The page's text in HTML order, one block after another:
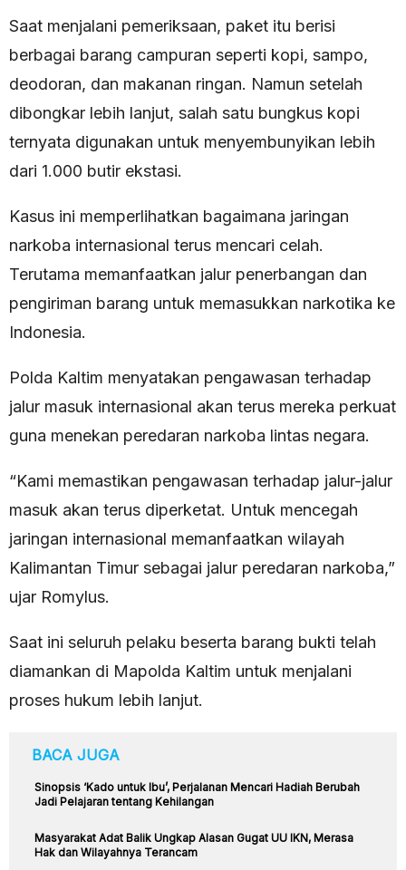
Saat menjalani pemeriksaan, paket itu berisi
berbagai barang campuran seperti kopi, sampo,
deodoran, dan makanan ringan. Namun setelah
dibongkar lebih lanjut, salah satu bungkus kopi
ternyata digunakan untuk menyembunyikan lebih
dari 1.000 butir ekstasi.
Kasus ini memperlihatkan bagaimana jaringan
narkoba internasional terus mencari celah.
Terutama memanfaatkan jalur penerbangan dan
pengiriman barang untuk memasukkan narkotika ke
Indonesia.
Polda Kaltim menyatakan pengawasan terhadap
jalur masuk internasional akan terus mereka perkuat
guna menekan peredaran narkoba lintas negara.
“Kami memastikan pengawasan terhadap jalur-jalur
masuk akan terus diperketat. Untuk mencegah
jaringan internasional memanfaatkan wilayah
Kalimantan Timur sebagai jalur peredaran narkoba,”
ujar Romylus.
Saat ini seluruh pelaku beserta barang bukti telah
diamankan di Mapolda Kaltim untuk menjalani
proses hukum lebih lanjut.
BACA JUGA
Sinopsis ‘Kado untuk Ibu’, Perjalanan Mencari Hadiah Berubah
Jadi Pelajaran tentang Kehilangan
Masyarakat Adat Balik Ungkap Alasan Gugat UU IKN, Merasa
Hak dan Wilayahnya Terancam